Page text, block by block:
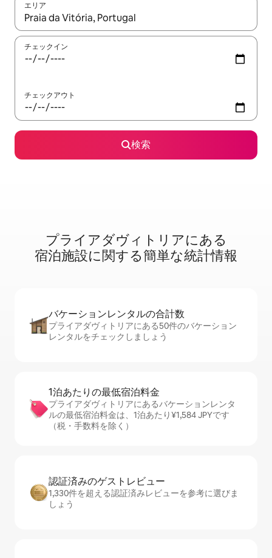
エリア
検索結果が表示されたら、上下の矢印キーを使って移動するか
チェックイン
チェックアウト
検索
プライアダヴィトリアに⁠あ⁠る
宿⁠泊⁠施⁠設⁠に関⁠す⁠る簡⁠単⁠な統⁠計⁠情⁠報
バケーションレ⁠ン⁠タ⁠ル⁠の合⁠計⁠数
プライアダヴィトリアにある50件のバケーション
レンタルをチェックしましょう
1泊あたりの最⁠低⁠宿⁠泊⁠料⁠金
プライアダヴィトリアにあるバケーションレンタ
ルの最低宿泊料金は、1泊あたり¥1,584 JPYです
（税・手数料を除く）
認証済みのゲ⁠ス⁠ト⁠レ⁠ビ⁠ュ⁠ー
1,330件を超える認証済みレビューを参考に選びま
しょう